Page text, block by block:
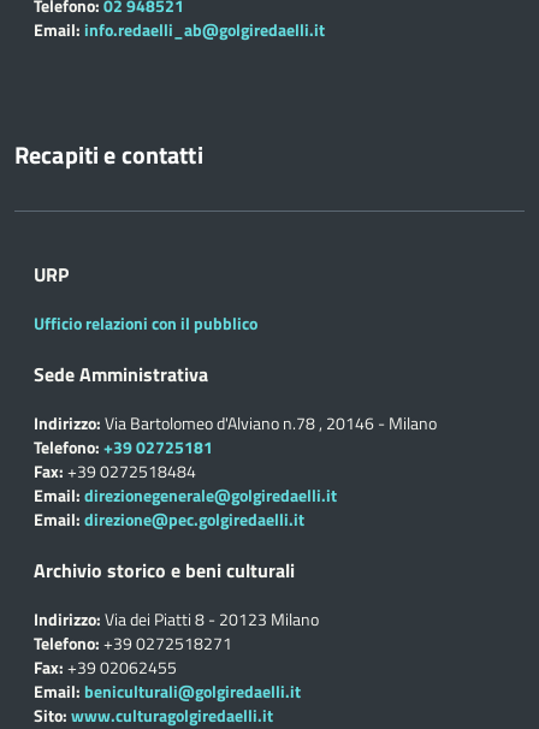
Telefono:02 948521
Email: info.redaelli_ab@golgiredaelli.it
Recapiti e contatti
URP
Ufficio relazioni con il pubblico
Sede Amministrativa
Indirizzo:Via Bartolomeo d'Alviano n.78 , 20146 - Milano
Telefono:+39 02725181
Fax:+39 0272518484
Email:direzionegenerale@golgiredaelli.it
Email:direzione@pec.golgiredaelli.it
Archivio storico e beni culturali
Indirizzo:Via dei Piatti 8 - 20123 Milano
Telefono:+39 0272518271
Fax:+39 02062455
Email: beniculturali@golgiredaelli.it
Sito:www.culturagolgiredaelli.it